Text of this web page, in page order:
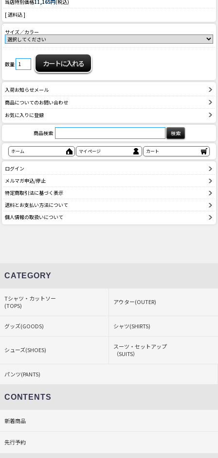
当店特別価格11,165円 (税込)
[ 送料込 ]
サイズ／カラー
数量
入荷お知らせメール
商品についてのお問い合わせ
お気に入りに登録
商品検索
ホーム マイページ カート
ログイン
メルマガ申込/停止
特定商取引法に基づく表示
送料とお支払い方法について
個人情報の取扱いについて
CATEGORY
Tシャツ・カットソー
(TOPS)
アウター(OUTER)
グッズ(GOODS) シャツ(SHIRTS)
シューズ(SHOES)
スーツ・セットアップ
（SUITS）
パンツ(PANTS)
CONTENTS
新着商品
先行予約